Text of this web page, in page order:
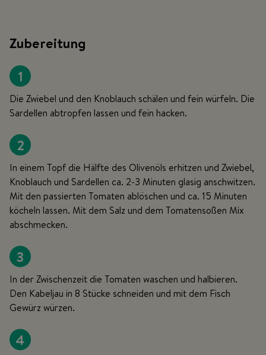
Zubereitung
1
Die Zwiebel und den Knoblauch schälen und fein würfeln. Die
Sardellen abtropfen lassen und fein hacken.
2
In einem Topf die Hälfte des Olivenöls erhitzen und Zwiebel,
Knoblauch und Sardellen ca. 2-3 Minuten glasig anschwitzen.
Mit den passierten Tomaten ablöschen und ca. 15 Minuten
köcheln lassen. Mit dem Salz und dem Tomatensoßen Mix
abschmecken.
3
In der Zwischenzeit die Tomaten waschen und halbieren.
Den Kabeljau in 8 Stücke schneiden und mit dem Fisch
Gewürz würzen.
4